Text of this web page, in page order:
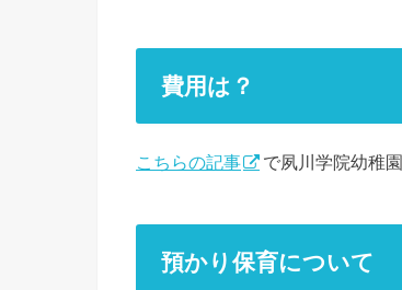
費用は？
こちらの記事 で夙川学院幼稚
預かり保育について